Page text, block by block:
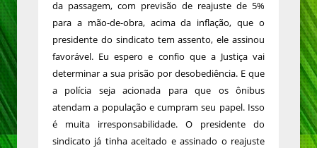
da passagem, com previsão de reajuste de 5%
para a mão-de-obra, acima da inflação, que o
presidente do sindicato tem assento, ele assinou
favorável. Eu espero e confio que a Justiça vai
determinar a sua prisão por desobediência. E que
a polícia seja acionada para que os ônibus
atendam a população e cumpram seu papel. Isso
é muita irresponsabilidade. O presidente do
sindicato já tinha aceitado e assinado o reajuste